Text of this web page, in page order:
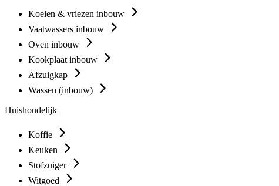
Koelen & vriezen inbouw
Vaatwassers inbouw
Oven inbouw
Kookplaat inbouw
Afzuigkap
Wassen (inbouw)
Huishoudelijk
Koffie
Keuken
Stofzuiger
Witgoed